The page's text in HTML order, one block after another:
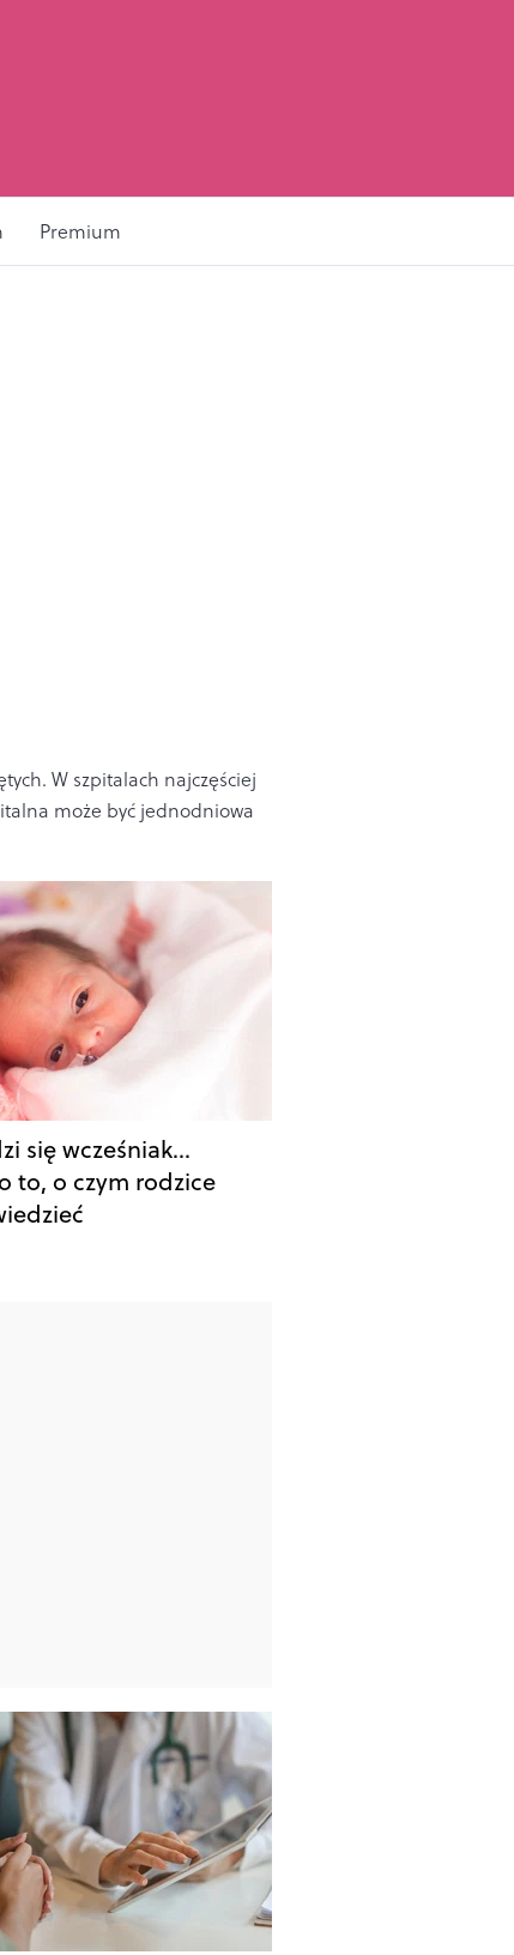
Premium
W szpitalach najczęściej
może być jednodniowa
się wcześniak…
to, o czym rodzice